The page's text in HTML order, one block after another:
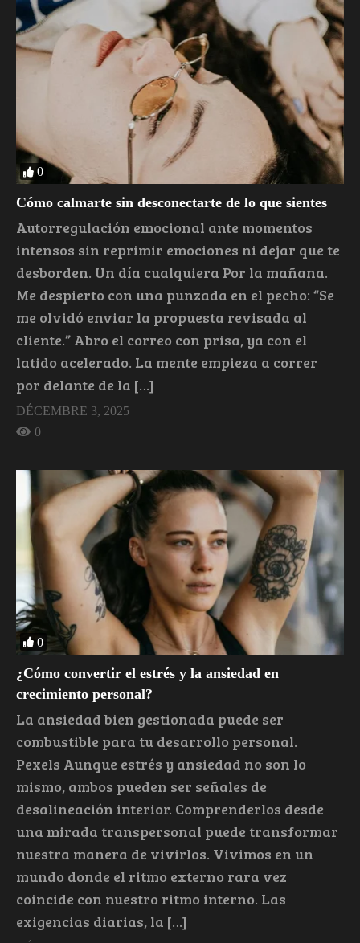
0
Cómo calmarte sin desconectarte de lo que sientes
Autorregulación emocional ante momentos
intensos sin reprimir emociones ni dejar que te
desborden. Un día cualquiera Por la mañana.
Me despierto con una punzada en el pecho: “Se
me olvidó enviar la propuesta revisada al
cliente.” Abro el correo con prisa, ya con el
latido acelerado. La mente empieza a correr
por delante de la […]
DÉCEMBRE 3, 2025
0
0
¿Cómo convertir el estrés y la ansiedad en
crecimiento personal?
La ansiedad bien gestionada puede ser
combustible para tu desarrollo personal.
Pexels Aunque estrés y ansiedad no son lo
mismo, ambos pueden ser señales de
desalineación interior. Comprenderlos desde
una mirada transpersonal puede transformar
nuestra manera de vivirlos. Vivimos en un
mundo donde el ritmo externo rara vez
coincide con nuestro ritmo interno. Las
exigencias diarias, la […]